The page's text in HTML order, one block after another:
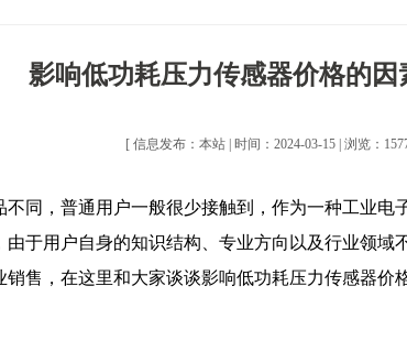
影响低功耗压力传感器价格的因
[ 信息发布：本站 | 时间：2024-03-15 | 浏览：
同，普通用户一般很少接触到，作为一种工业电
由于用户自身的知识结构、专业方向以及行业领域
售，在这里和大家谈谈影响低功耗压力传感器价